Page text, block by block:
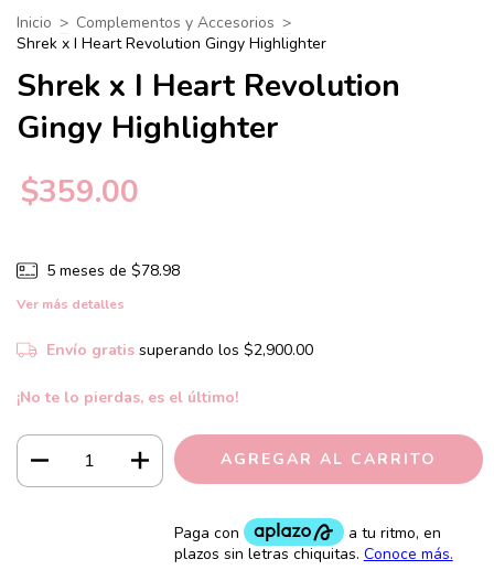
Inicio > Complementos y Accesorios >
Shrek x I Heart Revolution Gingy Highlighter
Shrek x I Heart Revolution
Gingy Highlighter
$359.00
5 meses de $78.98
Ver más detalles
Envío gratis superando los $2,900.00
¡No te lo pierdas, es el último!